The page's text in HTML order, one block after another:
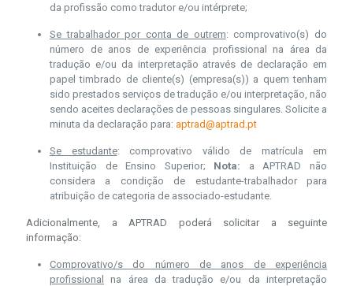
da profissão como tradutor e/ou intérprete;
Se trabalhador por conta de outrem: comprovativo(s) do
número de anos de experiência profissional na área da
tradução e/ou da interpretação através de declaração em
papel timbrado de cliente(s) (empresa(s)) a quem tenham
sido prestados serviços de tradução e/ou interpretação, não
sendo aceites declarações de pessoas singulares. Solicite a
minuta da declaração para: aptrad@aptrad.pt
Se estudante: comprovativo válido de matrícula em
Instituição de Ensino Superior; Nota: a APTRAD não
considera a condição de estudante-trabalhador para
atribuição de categoria de associado-estudante.
Adicionalmente, a APTRAD poderá solicitar a seguinte
informação:
Comprovativo/s do número de anos de experiência
profissional
na área da tradução e/ou da interpretação